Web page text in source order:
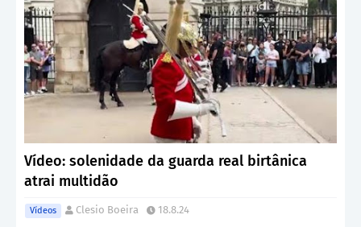
Vídeo: solenidade da guarda real birtânica
atrai multidão
Vídeos Clesio Boeira
18.8.24